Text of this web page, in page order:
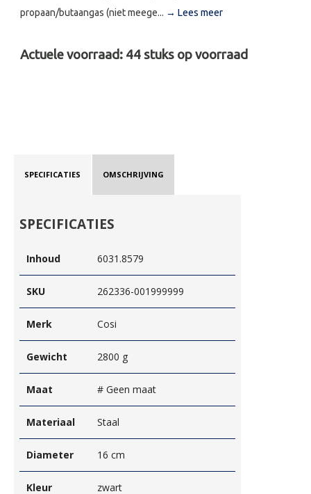
propaan/butaangas (niet meege... → Lees meer
Actuele voorraad: 44 stuks op voorraad
SPECIFICATIES OMSCHRIJVING
SPECIFICATIES
Inhoud 6031.8579
SKU 262336-001999999
Merk Cosi
Gewicht 2800 g
Maat # Geen maat
Materiaal Staal
Diameter 16 cm
Kleur zwart